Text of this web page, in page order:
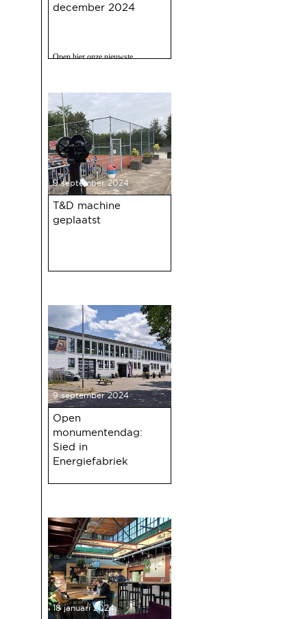
december 2024
Open hier onze nieuwste
12 december a.s.
9 september 2024
T&D machine
geplaatst
9 september 2024
Open
monumentendag:
Sied in
Energiefabriek
18 januari 2024